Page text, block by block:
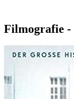
Filmografie -